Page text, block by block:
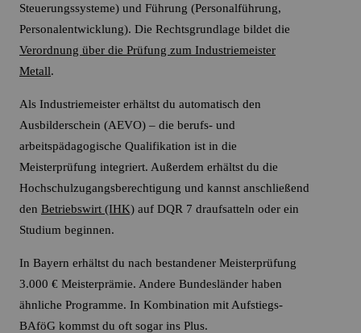
Steuerungssysteme) und Führung (Personalführung,
Personalentwicklung). Die Rechtsgrundlage bildet die
Verordnung über die Prüfung zum Industriemeister
Metall.
Als Industriemeister erhältst du automatisch den
Ausbilderschein (AEVO) – die berufs- und
arbeitspädagogische Qualifikation ist in die
Meisterprüfung integriert. Außerdem erhältst du die
Hochschulzugangsberechtigung und kannst anschließend
den Betriebswirt (IHK) auf DQR 7 draufsatteln oder ein
Studium beginnen.
In Bayern erhältst du nach bestandener Meisterprüfung
3.000 € Meisterprämie. Andere Bundesländer haben
ähnliche Programme. In Kombination mit Aufstiegs-
BAföG kommst du oft sogar ins Plus.